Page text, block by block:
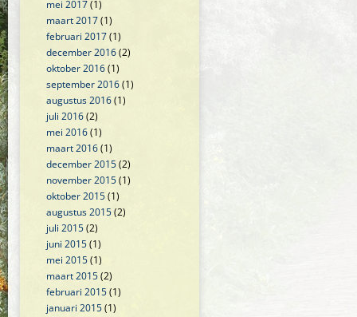
mei 2017(1)
maart 2017(1)
februari 2017(1)
december 2016(2)
oktober 2016(1)
september 2016(1)
augustus 2016(1)
juli 2016(2)
mei 2016(1)
maart 2016(1)
december 2015(2)
november 2015(1)
oktober 2015(1)
augustus 2015(2)
juli 2015(2)
juni 2015(1)
mei 2015(1)
maart 2015(2)
februari 2015(1)
januari 2015(1)